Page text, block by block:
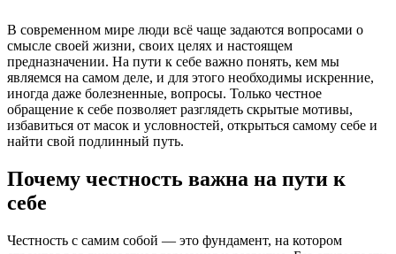
В современном мире люди всё чаще задаются вопросами о
смысле своей жизни, своих целях и настоящем
предназначении. На пути к себе важно понять, кем мы
являемся на самом деле, и для этого необходимы искренние,
иногда даже болезненные, вопросы. Только честное
обращение к себе позволяет разглядеть скрытые мотивы,
избавиться от масок и условностей, открыться самому себе и
найти свой подлинный путь.
Почему честность важна на пути к
себе
Честность с самим собой — это фундамент, на котором